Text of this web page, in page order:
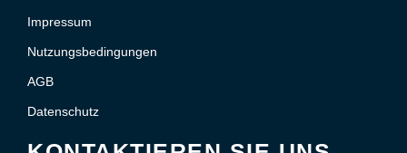
Impressum
Nutzungsbedingungen
AGB
Datenschutz